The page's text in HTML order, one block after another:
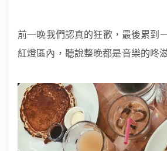
前一晚我們認真的狂歡，最後累到
紅燈區內，聽說整晚都是音樂的咚